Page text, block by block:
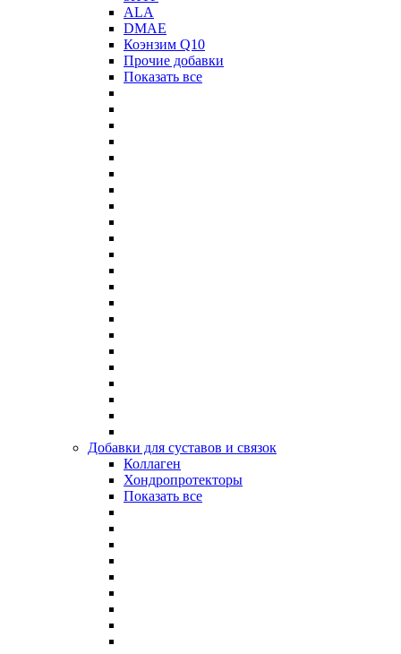
ALA
DMAE
Коэнзим Q10
Прочие добавки
Показать все
Добавки для суставов и связок
Коллаген
Хондропротекторы
Показать все